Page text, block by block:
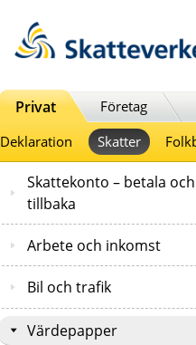
Privat Företag
Deklaration
Skatter
Skattekonto – betala
tillbaka
Arbete och inkomst
Bil och trafik
Värdepapper